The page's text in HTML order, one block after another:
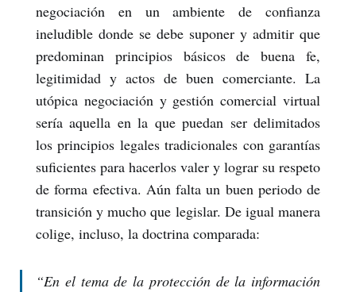
negociación en un ambiente de confianza
ineludible donde se debe suponer y admitir que
predominan principios básicos de buena fe,
legitimidad y actos de buen comerciante. La
utópica negociación y gestión comercial virtual
sería aquella en la que puedan ser delimitados
los principios legales tradicionales con garantías
suficientes para hacerlos valer y lograr su respeto
de forma efectiva. Aún falta un buen periodo de
transición y mucho que legislar. De igual manera
colige, incluso, la doctrina comparada:
“En el tema de la protección de la información